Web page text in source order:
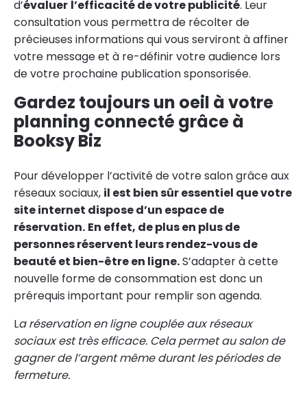
d’évaluer l’efficacité de votre publicité. Leur
consultation vous permettra de récolter de
précieuses informations qui vous serviront à affiner
votre message et à re-définir votre audience lors
de votre prochaine publication sponsorisée.
Gardez toujours un oeil à votre
planning connecté grâce à
Booksy Biz
Pour développer l’activité de votre salon grâce aux
réseaux sociaux, il est bien sûr essentiel que votre
site internet dispose d’un espace de
réservation. En effet, de plus en plus de
personnes réservent leurs rendez-vous de
beauté et bien-être en ligne.S’adapter à cette
nouvelle forme de consommation est donc un
prérequis important pour remplir son agenda.
La réservation en ligne couplée aux réseaux
sociaux est très efficace. Cela permet au salon de
gagner de l’argent même durant les périodes de
fermeture.